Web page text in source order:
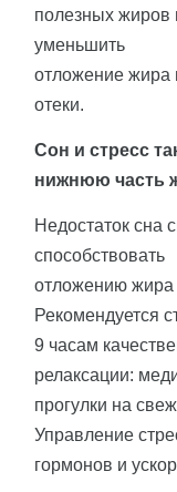
полезных жиров
уменьшить
отложение жира
отеки.
Сон и стресс
нижнюю часть
Недостаток сна
способствовать
отложению жира
Рекомендуется
9 часам
релаксации:
прогулки на
Управление
гормонов и